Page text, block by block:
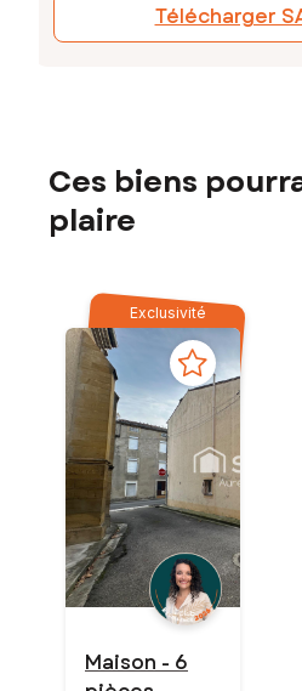
Télécharger
Ces biens
plaire
Exclusivité
Maison - 6